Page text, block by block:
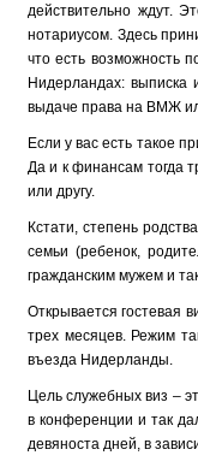
действительно ждут.
нотариусом. Здесь
что есть возможность
Нидерландах: выписка
выдаче права на ВМЖ
Если у вас есть такое
Да и к финансам тогда
или другу.
Кстати, степень
семьи (ребенок,
гражданским мужем и
Открывается гостевая
трех месяцев. Режим
въезда Нидерланды.
Цель служебных виз –
в конференции и так
девяноста дней, в